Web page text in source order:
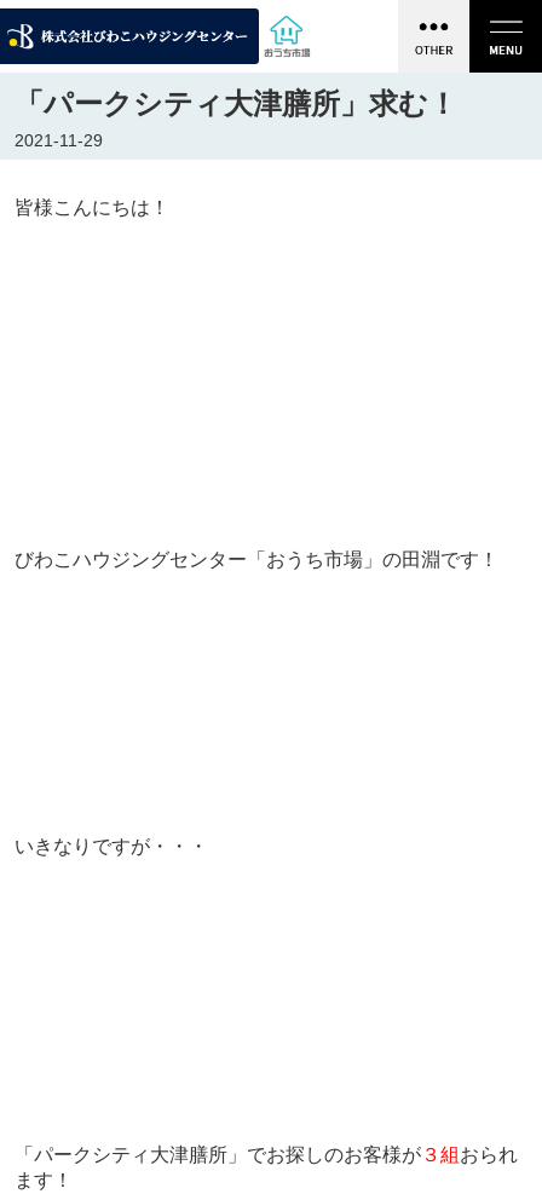
「パークシティ大津膳所」求む！
2021-11-29
皆様こんにちは！
びわこハウジングセンター「おうち市場」の田淵です！
いきなりですが・・・
「パークシティ大津膳所」でお探しのお客様が３組おられ
ます！